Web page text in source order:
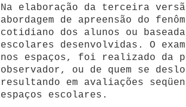
Na elaboração da terceira
abordagem de apreensão do
cotidiano dos alunos ou
escolares desenvolvidas. O
nos espaços, foi realizado da
observador, ou de quem se
resultando em avaliações
espaços escolares.